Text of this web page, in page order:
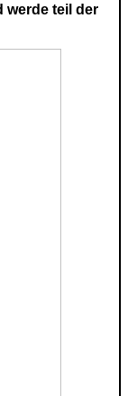
werde teil der